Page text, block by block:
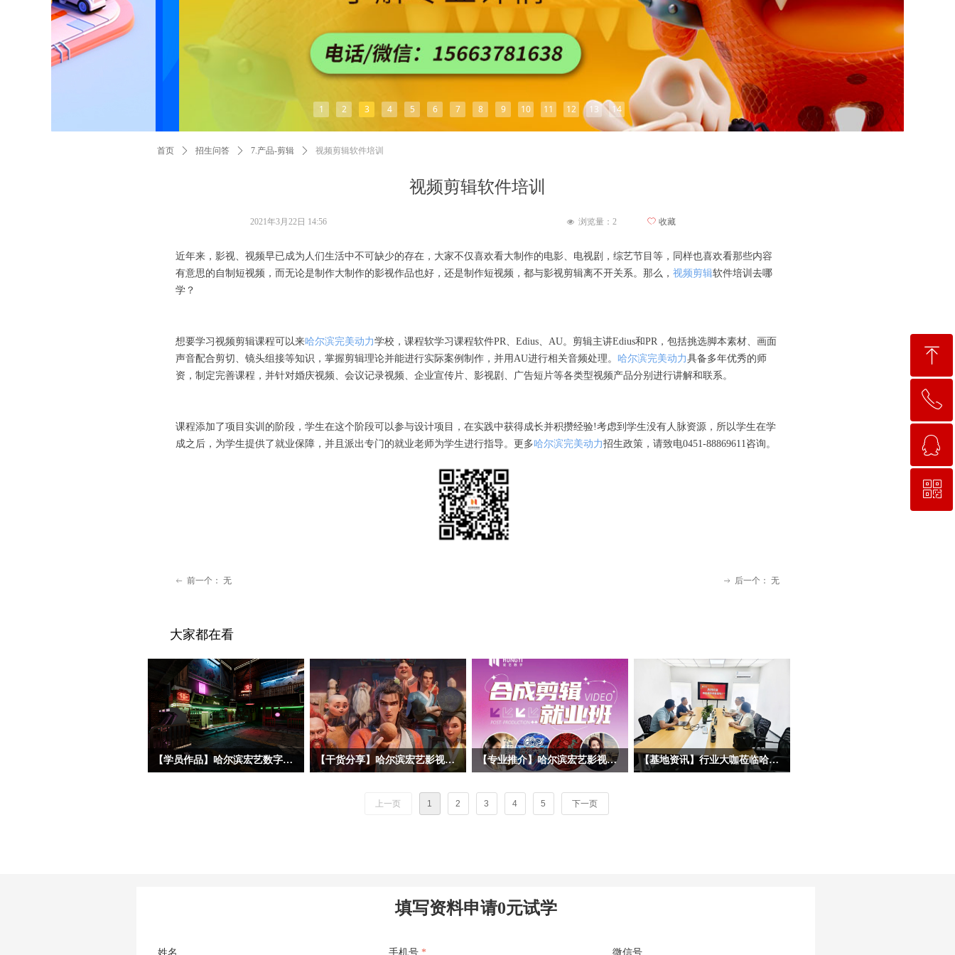
1 2 3 4 5 6 7 8 9 10 11 12 13 14
视频剪辑软件培训
近年来，影视、视频早已成为人们生活中不可缺少的存在，大家不仅喜欢看大制作的电影、电视剧，综艺节目等，同样也喜欢看那些内容
有意思的自制短视频，而无论是制作大制作的影视作品也好，还是制作短视频，都与影视剪辑离不开关系。那么， 视频剪辑软件培训去哪
学？
想要学习视频剪辑课程可以来哈尔滨完美动力学校，​‌‌​‌‌课程软学习课程软件PR、Edius、AU。剪辑主讲Edius和PR，包括挑选脚本素材、画面
声音配合剪切、镜头组接等知识，掌握剪辑理论并能进行实际案例制作，并用AU进行相关音频处理。 哈尔滨完美动力具备多年优秀的师
资，制定完善课程，并针对婚庆视频、会议记录视频、企业宣传片、影视剧、广告短片等各类型视频产品分别进行讲解和联系。
课程添加了项目实训的阶段，学生在这个阶段可以参与设计项目，在实践中获得成长并积攒经验!考虑到学生没有人脉资源，所以学生在学
成之后，为学生提供了就业保障，并且派出专门的就业老师为学生进行指导。更多哈尔滨完美动力招生政策，请致电0451-88869611咨询。
2021年3月22日 14:56 ꄀ 收藏
ꂃ 前一个： 无 ꁹ 后一个： 无
首页 ꄲ 招生问答 ꄲ 7.产品-剪辑 ꄲ 视频剪辑软件培训
넶 浏览量： 2
填写资料申请0元试学
姓名 手机号 * 微信号
【学员作品】哈尔滨宏艺数字基地学员三维作品——初级材质
色彩对比的细化等优化环节，尽量弱化
【干货分享】哈尔滨宏艺影视动画学校拆解暑期黑马《八仙！》幕后阵容！动画专业学子求职必看动画公司清单
很多同学沉浸在八仙的奇幻故事、精良
的3D动画画面之中。作为动画学习
品宣发全链条企业，整理每家公司所在
地、业务范围、代表作、招人方向，为
【专业推介】哈尔滨宏艺影视动画学校影视后期合成剪辑专业——一站式解锁就业技能，实战教学赋能，开启影视职业道路！
业的爆发式增长，后期合成剪辑已成为
数字内容产业的核心技能之一。哈尔滨
者，应往届高校毕业生，还是希望转行
进入影视行业的职场人士，影视后期合
【基地资讯】行业大咖莅临哈尔滨宏艺数字基地考察，共启IP合作新征程
护联盟》IP的多元化落地、高端资源对
上一页 1 2 3 4 5 下一页
大家都在看
ꁸ
回到顶部
ꂅ
15663781638
ꁗ
QQ客服
ꀥ